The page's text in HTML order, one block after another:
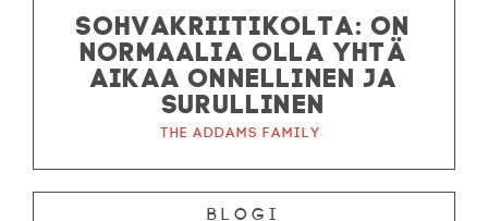
SOHVAKRIITIKOLTA: ON
NORMAALIA OLLA YHTÄ
AIKAA ONNELLINEN JA
SURULLINEN
The Addams Family
Blogi